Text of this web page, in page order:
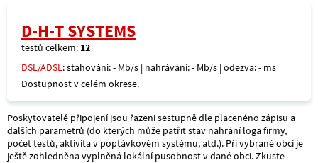
D-H-T SYSTEMS
testů celkem: 12
DSL/ADSL: stahování: - Mb/s | nahrávání: - Mb/s | odezva: - ms
Dostupnost v celém okrese.
Poskytovatelé připojení jsou řazeni sestupně dle placenéno zápisu a
dalších parametrů (do kterých může patřit stav nahrání loga firmy,
počet testů, aktivita v poptávkovém systému, atd.). Při vybrané obci je
ještě zohledněna vyplněná lokální pusobnost v dané obci. Zkuste